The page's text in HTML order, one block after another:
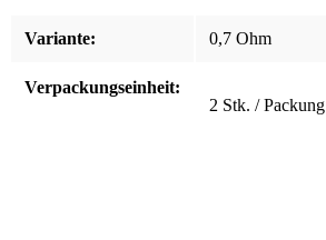
Variante: 0,7 Ohm
Verpackungseinheit:
2 Stk. / Packung